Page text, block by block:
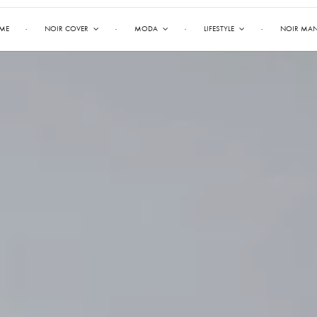
NOIR COVER MODA LIFESTYLE NOIR